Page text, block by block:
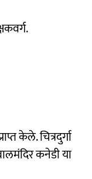
केले. चित्रदुर्गा
कनेडी या